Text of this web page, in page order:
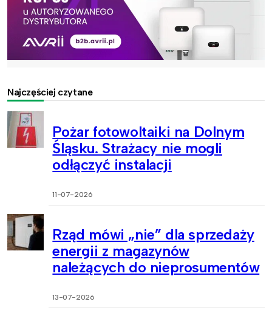
Najczęściej czytane
Pożar fotowoltaiki na Dolnym
Śląsku. Strażacy nie mogli
odłączyć instalacji
11-07-2026
Rząd mówi „nie” dla sprzedaży
energii z magazynów
należących do nieprosumentów
13-07-2026